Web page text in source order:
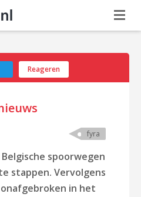
Reageren
fyra
spoorwegen
stappen. Vervolgens
in het